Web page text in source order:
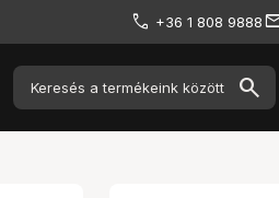
+36 1 808 9888